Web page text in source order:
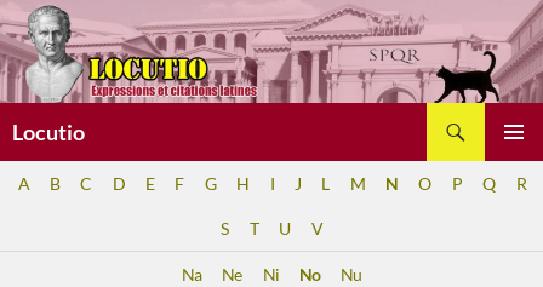
Aller
au
contenu
Locutio
A B C D E F G H I J L M N O P Q R
S T U V
Na Ne Ni No Nu